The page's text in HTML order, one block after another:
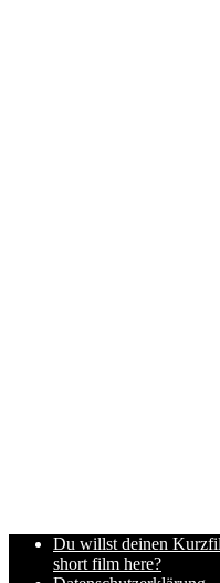
Du willst deinen
short film here?